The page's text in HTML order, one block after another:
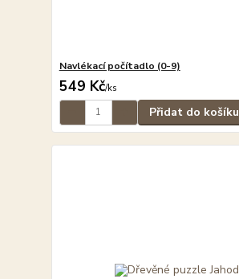
Navlékací počítadlo (0-9)
549 Kč/ks
Přidat do košíku